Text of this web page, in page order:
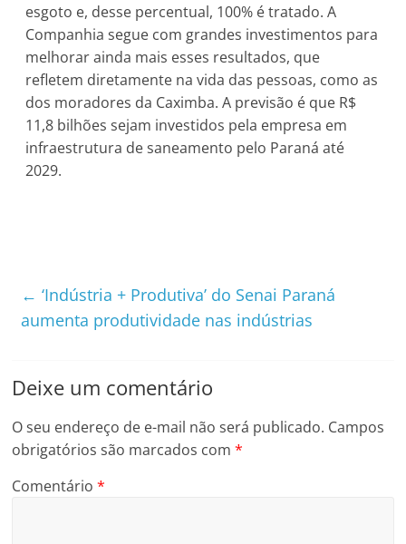
esgoto e, desse percentual, 100% é tratado. A
Companhia segue com grandes investimentos para
melhorar ainda mais esses resultados, que
refletem diretamente na vida das pessoas, como as
dos moradores da Caximba. A previsão é que R$
11,8 bilhões sejam investidos pela empresa em
infraestrutura de saneamento pelo Paraná até
2029.
← ‘Indústria + Produtiva’ do Senai Paraná
aumenta produtividade nas indústrias
Deixe um comentário
O seu endereço de e-mail não será publicado. Campos
obrigatórios são marcados com*
Comentário*